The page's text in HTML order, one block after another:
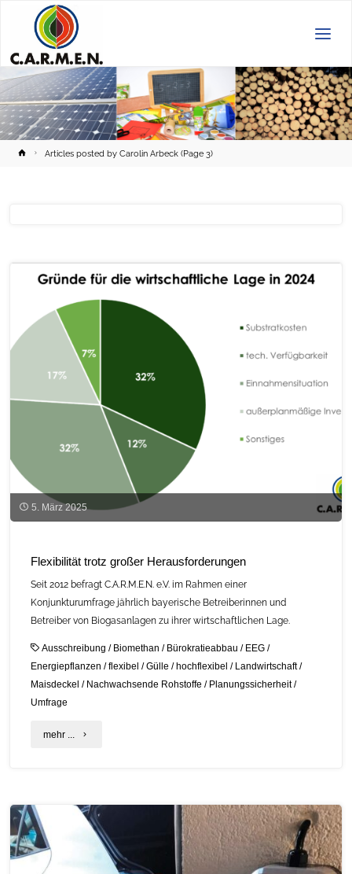
HomeArticles posted by Carolin Arbeck(Page 3)
5. März 2025
Flexibilität trotz großer Herausforderungen
Seit 2012 befragt C.A.R.M.E.N. e.V. im Rahmen einer
Konjunkturumfrage jährlich bayerische Betreiberinnen und
Betreiber von Biogasanlagen zu ihrer wirtschaftlichen Lage.
Ausschreibung / Biomethan / Bürokratieabbau / EEG /
Energiepflanzen /flexibel /Gülle / hochflexibel / Landwirtschaft/
Maisdeckel / Nachwachsende Rohstoffe / Planungssicherheit/
Umfrage
mehr ... "Flexibilität
Herausforderungen"